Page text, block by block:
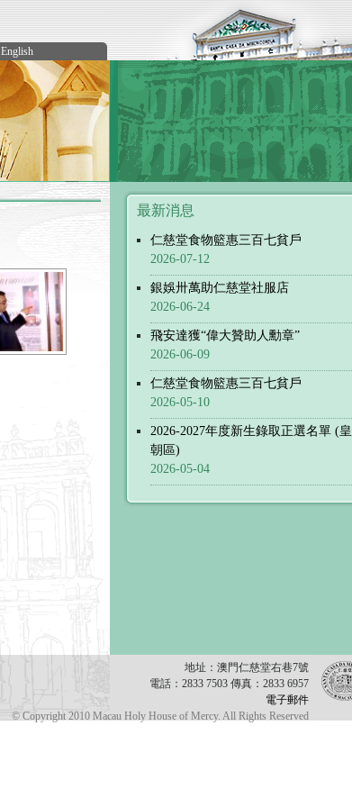
English
最新消息
仁慈堂食物籃惠三百七貧戶
2026-07-12
銀娛卅萬助仁慈堂社服店
2026-06-24
飛安達獲“偉大贊助人勳章”
2026-06-09
仁慈堂食物籃惠三百七貧戶
2026-05-10
2026-2027年度新生錄取正選名單 (皇
朝區)
2026-05-04
地址：澳門仁慈堂右巷7號
電話：2833 7503 傳真：2833 6957
電子郵件
© Copyright 2010 Macau Holy House of Mercy. All Rights Reserved